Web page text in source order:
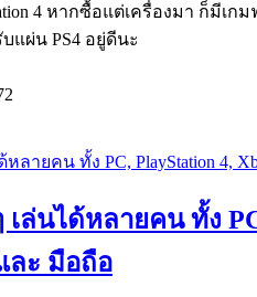
4 หากซื้อแต่เครื่องมา ก็มีเก
แผ่น PS4 อยู่ดีนะ
ล่นได้หลายคน ทั้ง
ละ มือถือ